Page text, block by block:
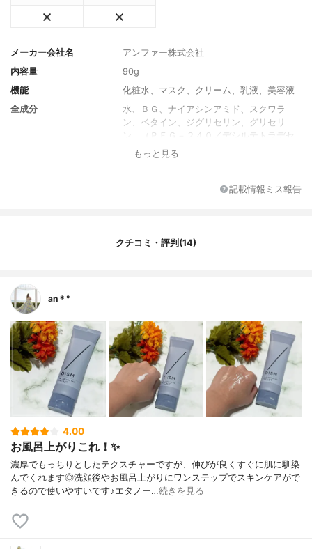
メーカー会社名
アンファー株式会社
内容量
90g
機能
化粧水、マスク、クリーム、乳液、美容液
全成分
水、ＢＧ、ナイアシンアミド、スクワラ
ン、ベタイン、ジグリセリン、グリセリ
ン、（ＰＥＧ－２４０／デシルテトラデセ
ス－２０／ＨＤＩ）コポリマー、カルノシ
ゲン、リン酸アスコルビルＭｇ、グリチル
ＨＣｌ、セリン、バリン、トレオニン、ア
マシ油、（アクリレーツ／アクリル酸アル
キル（Ｃ１０－３０））クロスポリマー、
トリエチルヘキサノイン、ポリソルベート
６０、キサンタンガム、ジヒドロコレス－
２０、コレステロール、クエン酸Ｎａ、リ
ン酸２Ｎａ、クエン酸、水酸化Ｎａ、リン
酸Ｋ、フェノキシエタノール、香料
もっと見る
記載情報ミス報告
クチコミ・評判(14)
an＊°
4.00
お風呂上がりこれ！✨
濃厚でもっちりとしたテクスチャーですが、伸びが良くすぐに肌に馴染
んでくれます◎洗顔後やお風呂上がりにワンステップでスキンケアがで
きるので使いやすいです♪エタノー…続きを見る